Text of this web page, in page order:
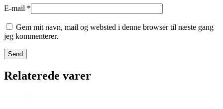
E-mail *
Gem mit navn, mail og websted i denne browser til næste gang
jeg kommenterer.
Relaterede varer